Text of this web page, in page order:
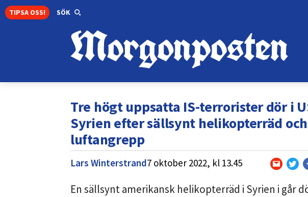
TIPSA OSS! SÖK
Tre högt uppsatta IS-terrorister dör i
Syrien efter sällsynt helikopterräd
luftangrepp
Lars Winterstrand7 oktober 2022, kl 13.45
En sällsynt amerikansk helikopterräd i Syrien i går